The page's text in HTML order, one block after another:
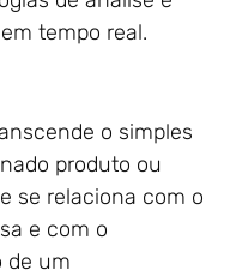
tempo real.
o simples
produto ou
se relaciona com o
e com o
de um